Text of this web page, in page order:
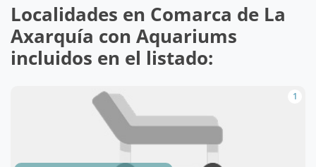
Localidades en Comarca de La
Axarquía con Aquariums
incluidos en el listado:
1